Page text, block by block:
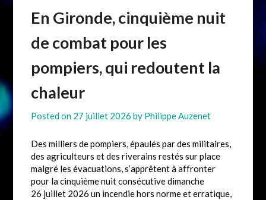
En Gironde, cinquième nuit
de combat pour les
pompiers, qui redoutent la
chaleur
Posted on 27 juillet 2026 by Philippe Auzenet
Des milliers de pompiers, épaulés par des militaires,
des agriculteurs et des riverains restés sur place
malgré les évacuations, s’apprêtent à affronter
pour la cinquième nuit consécutive dimanche
26 juillet 2026 un incendie hors norme et erratique,